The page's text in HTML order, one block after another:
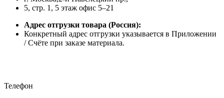
5, стр. 1, 5 этаж офис 5–21
Адрес отгрузки товара (Россия):
Конкретный адрес отгрузки указывается в Приложении
/ Счёте при заказе материала.
Телефон